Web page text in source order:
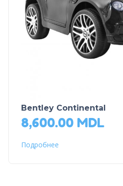
Bentley Continental
8,600.00 MDL
Подробнее